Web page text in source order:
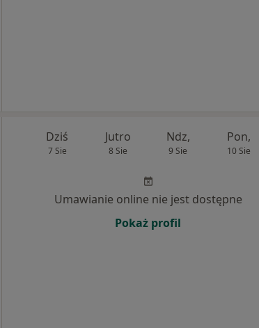
Dziś
7 Sie
Jutro
8 Sie
Ndz,
9 Sie
Pon,
10 Sie
Umawianie online nie jest dostępne
Pokaż profil